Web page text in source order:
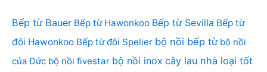
Bếp từ Bauer Bếp từ Hawonkoo Bếp từ Sevilla Bếp từ
đôi Hawonkoo Bếp từ đôi Spelier bộ nồi bếp từ bộ nồi
của Đức bộ nồi fivestar bộ nồi inox cây lau nhà loại tốt